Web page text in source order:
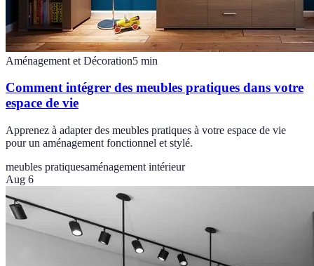
Aménagement et Décoration5 min
Comment intégrer des meubles pratiques dans votre
espace de vie
Apprenez à adapter des meubles pratiques à votre espace de vie
pour un aménagement fonctionnel et stylé.
meubles pratiquesaménagement intérieur
Aug 6